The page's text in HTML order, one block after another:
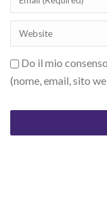
Do il mio
(nome, email, sito